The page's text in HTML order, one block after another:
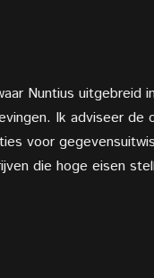
Nuntius uitgebreid
Ik adviseer
voor
die hoge eisen